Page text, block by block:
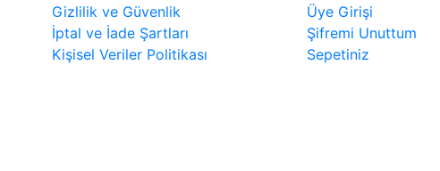
Gizlilik ve Güvenlik
İptal ve İade Şartları
Kişisel Veriler Politikası
Üye Girişi
Şifremi Unuttum
Sepetiniz